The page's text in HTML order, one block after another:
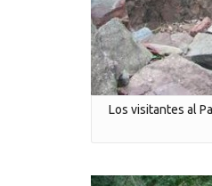
Los visitantes al